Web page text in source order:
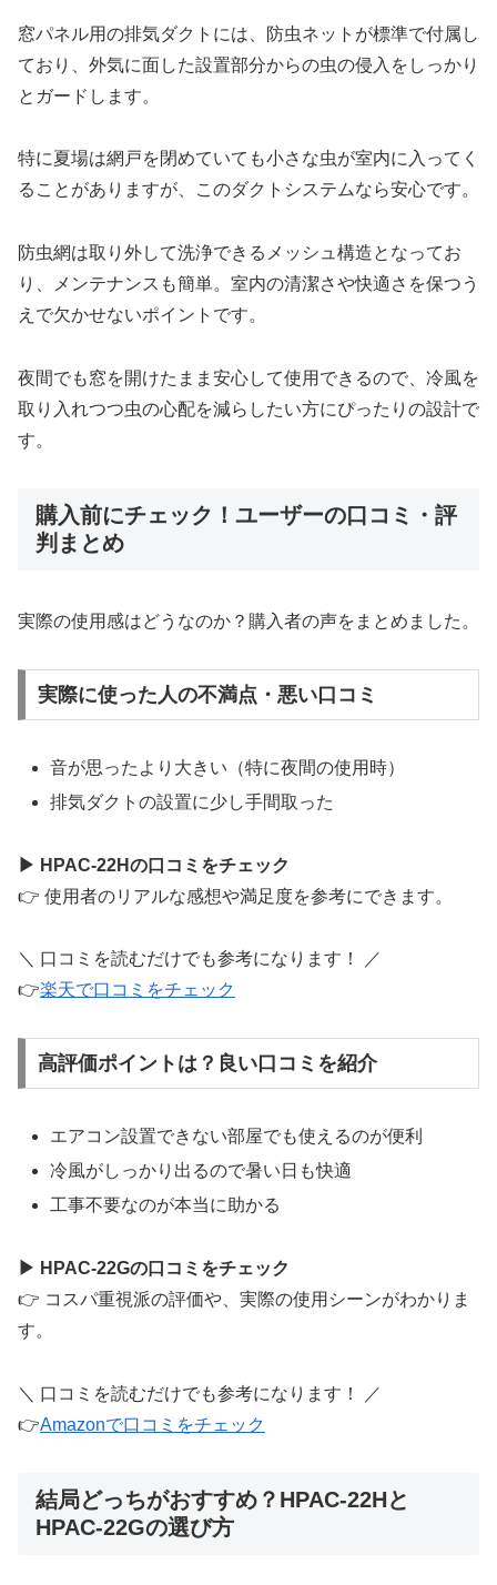
窓パネル用の排気ダクトには、防虫ネットが標準で付属し
ており、外気に面した設置部分からの虫の侵入をしっかり
とガードします。
特に夏場は網戸を閉めていても小さな虫が室内に入ってく
ることがありますが、このダクトシステムなら安心です。
防虫網は取り外して洗浄できるメッシュ構造となってお
り、メンテナンスも簡単。室内の清潔さや快適さを保つう
えで欠かせないポイントです。
夜間でも窓を開けたまま安心して使用できるので、冷風を
取り入れつつ虫の心配を減らしたい方にぴったりの設計で
す。
購入前にチェック！ユーザーの口コミ・評
判まとめ
実際の使用感はどうなのか？購入者の声をまとめました。
実際に使った人の不満点・悪い口コミ
音が思ったより大きい（特に夜間の使用時）
排気ダクトの設置に少し手間取った
▶ HPAC-22Hの口コミをチェック
👉 使用者のリアルな感想や満足度を参考にできます。
＼ 口コミを読むだけでも参考になります！ ／
👉楽天で口コミをチェック
高評価ポイントは？良い口コミを紹介
エアコン設置できない部屋でも使えるのが便利
冷風がしっかり出るので暑い日も快適
工事不要なのが本当に助かる
▶ HPAC-22Gの口コミをチェック
👉 コスパ重視派の評価や、実際の使用シーンがわかりま
す。
＼ 口コミを読むだけでも参考になります！ ／
👉Amazonで口コミをチェック
結局どっちがおすすめ？HPAC-22Hと
HPAC-22Gの選び方